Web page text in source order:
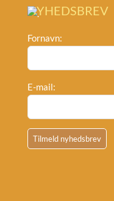
NYHEDSBREV
Fornavn:
E-mail: